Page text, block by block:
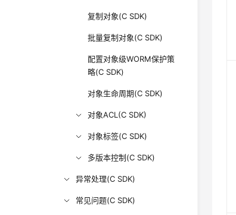
复制对象(C SDK)
批量复制对象(C SDK)
配置对象级WORM保护策
略(C SDK)
对象生命周期(C SDK)
对象ACL(C SDK)
对象标签(C SDK)
多版本控制(C SDK)
异常处理(C SDK)
常见问题(C SDK)